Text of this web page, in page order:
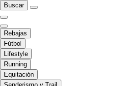
Buscar
Rebajas
Fútbol
Lifestyle
Running
Equitación